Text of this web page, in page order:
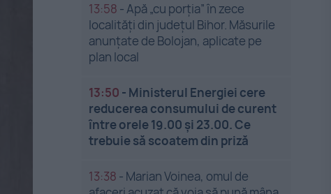
13:58 -Apă „cu porția” în zece
localități din județul Bihor. Măsurile
anunțate de Bolojan, aplicate pe
plan local
13:50 - Ministerul Energiei cere
reducerea consumului de curent
între orele 19.00 și 23.00. Ce
trebuie să scoatem din priză
13:38 - Marian Voinea, omul de